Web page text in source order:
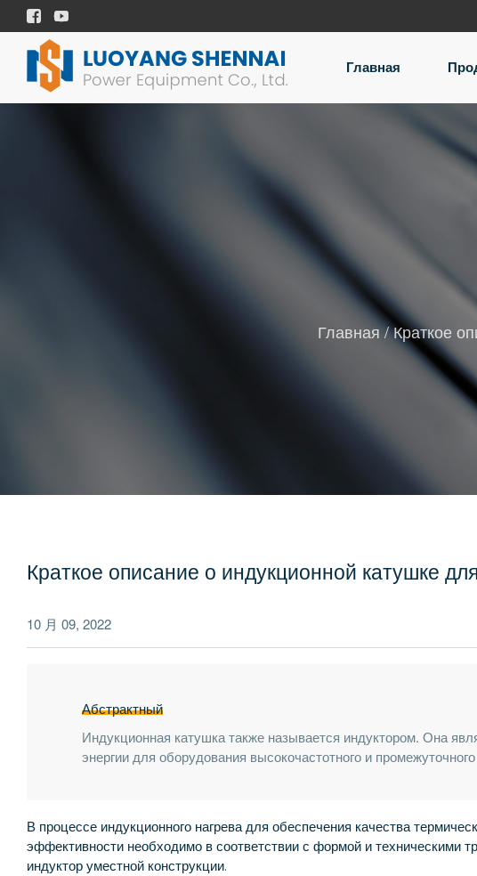
 
Главная
Главная/Краткое
Краткое описание о индукционной катушке
10 月 09, 2022
Абстрактный
Индукционная катушка также называется индуктором. Она
энергии для оборудования высокочастотного и
В процессе индукционного нагрева для обеспечения качества
эффективности необходимо в соответствии с формой и техническими
индуктор уместной конструкции.